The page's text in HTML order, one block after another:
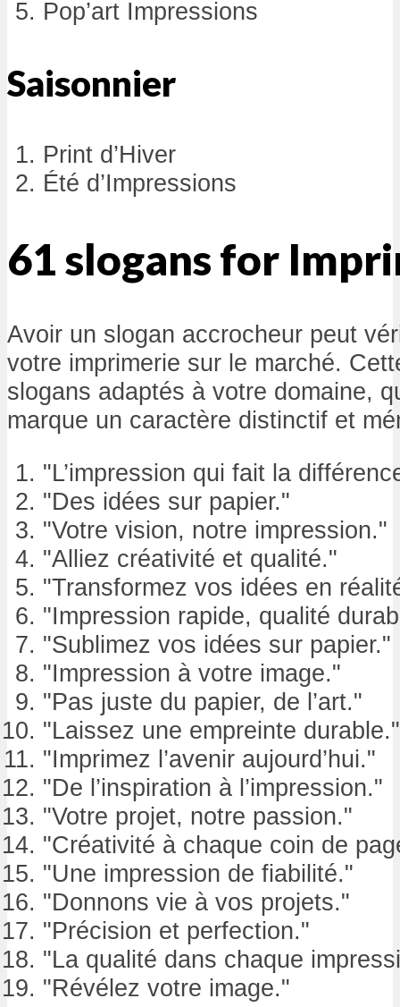
Pop’art Impressions
Saisonnier
Print d’Hiver
Été d’Impressions
61 slogans for
Avoir un slogan accrocheur peut
votre imprimerie sur le marché.
slogans adaptés à votre domaine,
marque un caractère distinctif et
"L’impression qui fait la
"Des idées sur papier."
"Votre vision, notre impression."
"Alliez créativité et qualité."
"Transformez vos idées en
"Impression rapide, qualité
"Sublimez vos idées sur papier."
"Impression à votre image."
"Pas juste du papier, de l’art."
"Laissez une empreinte durable."
"Imprimez l’avenir aujourd’hui."
"De l’inspiration à l’impression."
"Votre projet, notre passion."
"Créativité à chaque coin de
"Une impression de fiabilité."
"Donnons vie à vos projets."
"Précision et perfection."
"La qualité dans chaque
"Révélez votre image."